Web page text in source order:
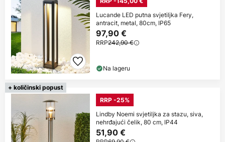
Lucande LED putna svjetiljka Fery,
antracit, metal, 80cm, IP65
97,90 €
RRP242,90 €
Na lageru
+ količinski popust
RRP -25%
Lindby Noemi svjetiljka za stazu, siva,
nehrđajući čelik, 80 cm, IP44
51,90 €